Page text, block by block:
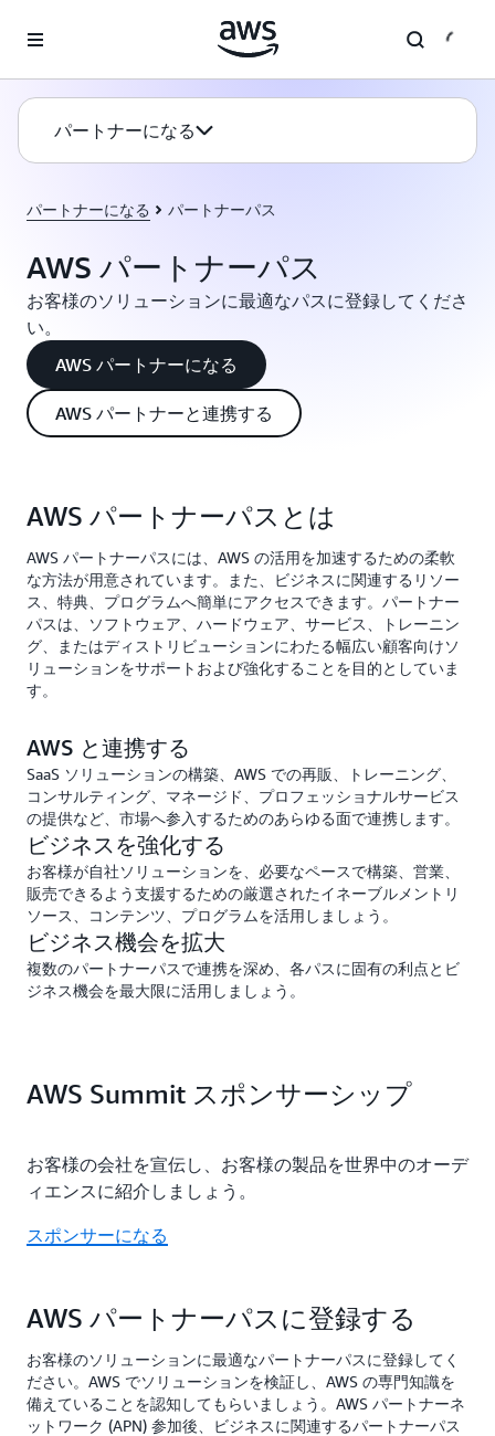
パートナーになる
パートナーになる パートナーパス
AWS パートナーパス
お客様のソリューションに最適なパスに登録してくださ
い。
AWS パートナーになる
AWS パートナーと連携する
AWS パートナーパスとは
AWS パートナーパスには、AWS の活用を加速するための柔軟
な方法が用意されています。また、ビジネスに関連するリソー
ス、特典、プログラムへ簡単にアクセスできます。パートナー
パスは、ソフトウェア、ハードウェア、サービス、トレーニン
グ、またはディストリビューションにわたる幅広い顧客向けソ
リューションをサポートおよび強化することを目的としていま
す。
AWS と連携する
SaaS ソリューションの構築、AWS での再販、トレーニング、
コンサルティング、マネージド、プロフェッショナルサービス
の提供など、市場へ参入するためのあらゆる面で連携します。
ビジネスを強化する
お客様が自社ソリューションを、必要なペースで構築、営業、
販売できるよう支援するための厳選されたイネーブルメントリ
ソース、コンテンツ、プログラムを活用しましょう。
ビジネス機会を拡大
複数のパートナーパスで連携を深め、各パスに固有の利点とビ
ジネス機会を最大限に活用しましょう。
AWS Summit スポンサーシップ
お客様の会社を宣伝し、お客様の製品を世界中のオーデ
ィエンスに紹介しましょう。
スポンサーになる
AWS パートナーパスに登録する
お客様のソリューションに最適なパートナーパスに登録してく
ださい。AWS でソリューションを検証し、AWS の専門知識を
備えていることを認知してもらいましょう。AWS パートナーネ
ットワーク (APN) 参加後、ビジネスに関連するパートナーパス